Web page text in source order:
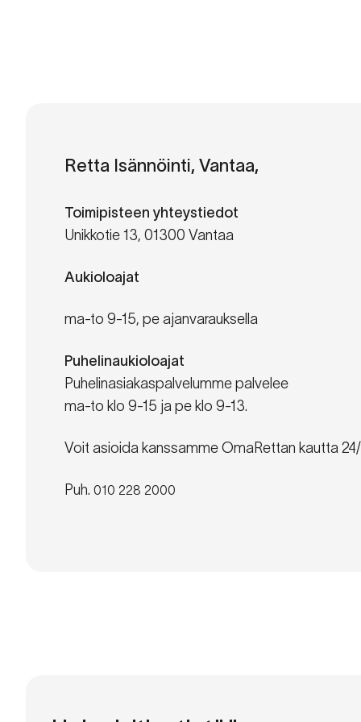
Retta Isännöinti, Vantaa,
Toimipisteen yhteystiedot
Unikkotie 13, 01300 Vantaa
Aukioloajat
ma-to 9-15, pe ajanvarauksella
Puhelinaukioloajat
Puhelinasiakaspalvelumme palvelee
ma-to klo 9-15 ja pe klo 9-13.
Voit asioida kanssamme OmaRettan kautta 24/
Puh. 010 228 2000